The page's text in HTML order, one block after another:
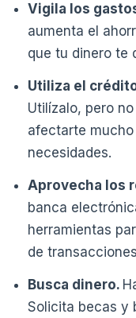
Vigila los
aumenta el
que tu dinero te
Utiliza el
Utilízalo, pero
afectarte
necesidades.
Aprovecha los
banca
herramientas
de
Busca dinero.
Solicita becas y